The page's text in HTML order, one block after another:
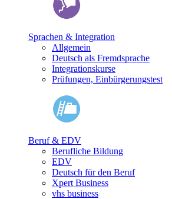
Sprachen & Integration
Allgemein
Deutsch als Fremdsprache
Integrationskurse
Prüfungen, Einbürgerungstest
Beruf & EDV
Berufliche Bildung
EDV
Deutsch für den Beruf
Xpert Business
vhs business